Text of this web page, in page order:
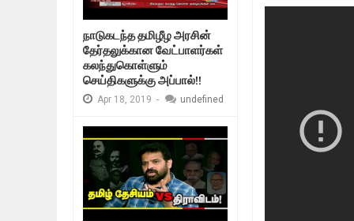
மக்கள் போராட்டம் ஜெனீவாவிலிருந்து
Mar
MORE INTERNATIONAL NGOS
Feb
Feb
உலக நாடுகளே கண்டு அஞ்சும்
நாடுகடந்த தமிழீழ அரசாங்கத்தின்
Feb
நாடுகடந்த தமிழீழ அரசின்
தேர்தலுக்கான வேட்பாளர்கள்
கலந்துகொள்ளும்
செய்திகளுக்கு அப்பால்!!
Apr 18, 2019 - undefined